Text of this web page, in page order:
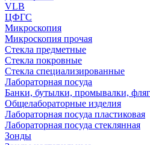
VLB
ЦФГС
Микроскопия
Микроскопия прочая
Стекла предметные
Стекла покровные
Стекла специализированные
Лабораторная посуда
Банки, бутылки, промывалки,
Общелабораторные изделия
Лабораторная посуда пластиковая
Лабораторная посуда стеклянная
Зонды